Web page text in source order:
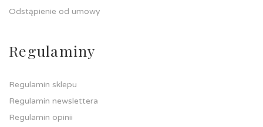
Odstąpienie od umowy
Regulaminy
Regulamin sklepu
Regulamin newslettera
Regulamin opinii